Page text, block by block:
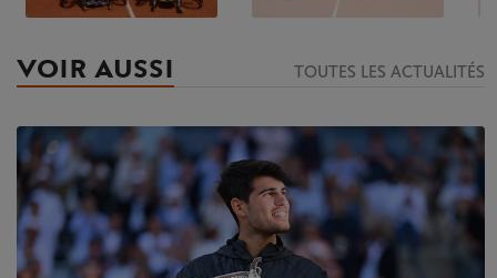
VOIR AUSSI TOUTES LES ACTUALITÉS